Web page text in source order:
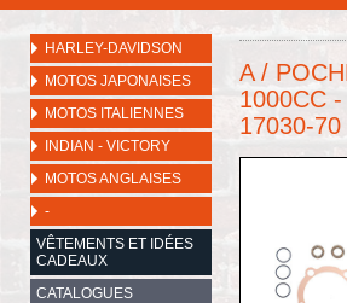
HARLEY-DAVIDSON
MOTOS JAPONAISES
MOTOS ITALIENNES
INDIAN - VICTORY
MOTOS ANGLAISES
-
VÊTEMENTS ET IDÉES
CADEAUX
CATALOGUES
A /
1000CC
17030-